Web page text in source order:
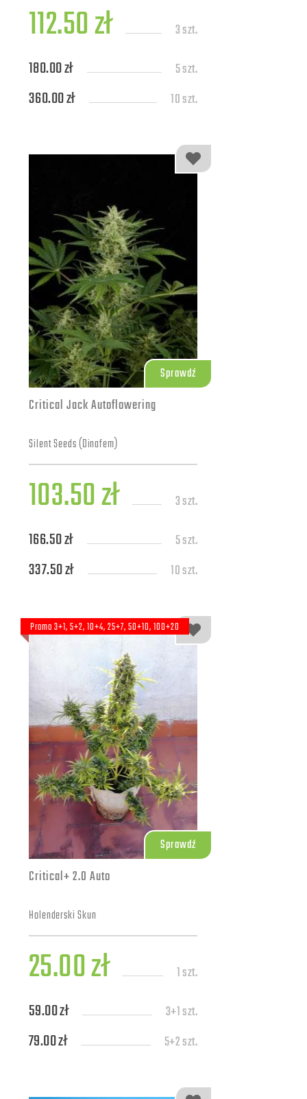
112.50 zł 3 szt.
180.00 zł 5 szt.
360.00 zł 10 szt.
Sprawdź
Critical Jack Autoflowering
Silent Seeds (Dinafem)
103.50 zł 3 szt.
166.50 zł 5 szt.
337.50 zł 10 szt.
Promo 3+1, 5+2, 10+4, 25+7, 50+10, 100+20
Sprawdź
Critical+ 2.0 Auto
Holenderski Skun
25.00 zł 1 szt.
59.00 zł 3+1 szt.
79.00 zł 5+2 szt.